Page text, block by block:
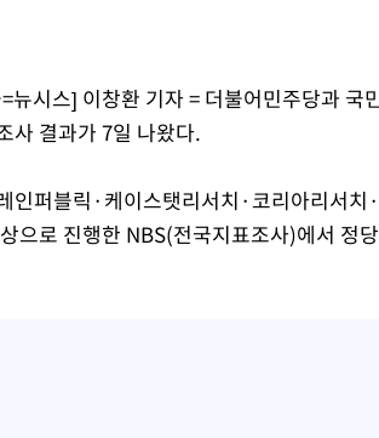
연속골 실패…LAFC는 승부차기 끝 과달라하라 격파
도 '펄펄'…기상청 "태풍 지나며 폭염 잠시 꺾인다"
뉴시스] 이창환 기자 = 더불어민주당과
사 결과가 7일 나왔다.
인퍼블릭·케이스탯리서치·코리아리서
으로 진행한 NBS(전국지표조사)에서 정